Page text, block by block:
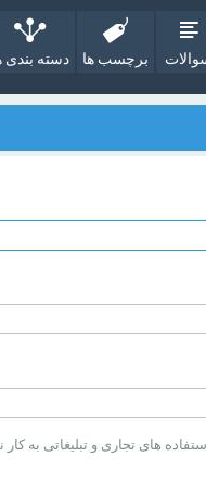
برچسب ها دسته بندی
های تجاری و تبلیغاتی به کار